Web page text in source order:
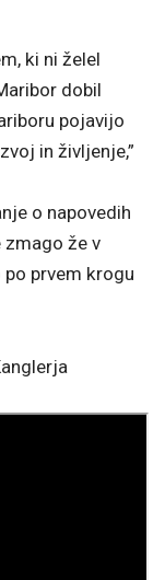
ki ni želel
dobil
pojavijo
in življenje,”
o napovedih
zmago že v
prvem krogu